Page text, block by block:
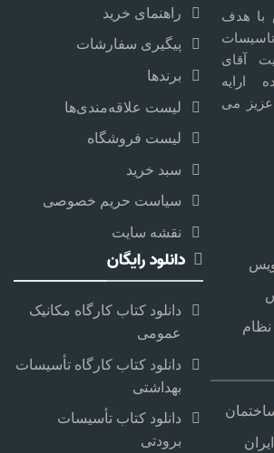
با هدف
آقای
ارایه
می
راهنمای خرید
پیگیری سفارشات
برندها
لیست علاقه‌مندی‌ها
لیست فروشگاه
سبد خرید
سیاست حریم خصوصی
نقشه سایت
دانلود رایگان
دانلود کتاب کارگاه مکانیک
عمومی
دانلود کتاب کارگاه تأسیسات
بهداشتی
دانلود کتاب تأسیسات
برودتی